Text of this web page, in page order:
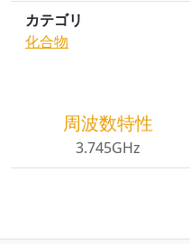
カテゴリ
化合物
周波数特性
3.745GHz